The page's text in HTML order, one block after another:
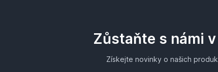
Zůstaňte s námi
Získejte novinky o našich